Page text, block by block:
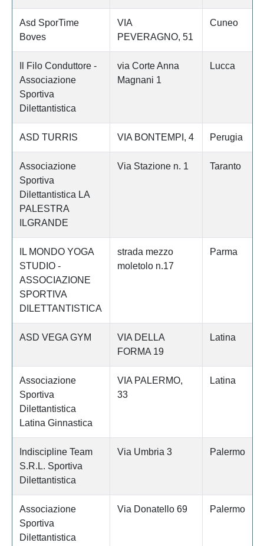
Asd SporTime
Boves
VIA
PEVERAGNO, 51
Cuneo
Il Filo Conduttore -
Associazione
Sportiva
Dilettantistica
via Corte Anna
Magnani 1
Lucca
ASD TURRIS VIA BONTEMPI, 4 Perugia
Associazione
Sportiva
Dilettantistica LA
PALESTRA
ILGRANDE
Via Stazione n. 1 Taranto
IL MONDO YOGA
STUDIO -
ASSOCIAZIONE
SPORTIVA
DILETTANTISTICA
strada mezzo
moletolo n.17
Parma
ASD VEGA GYM
VIA DELLA
FORMA 19
Latina
Associazione
Sportiva
Dilettantistica
Latina Ginnastica
VIA PALERMO,
33
Latina
Indiscipline Team
S.R.L. Sportiva
Dilettantistica
Via Umbria 3 Palermo
Associazione
Sportiva
Dilettantistica
Via Donatello 69 Palermo